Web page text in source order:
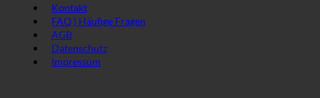
Kontakt
FAQ | Häufige Fragen
AGB
Datenschutz
Impressum